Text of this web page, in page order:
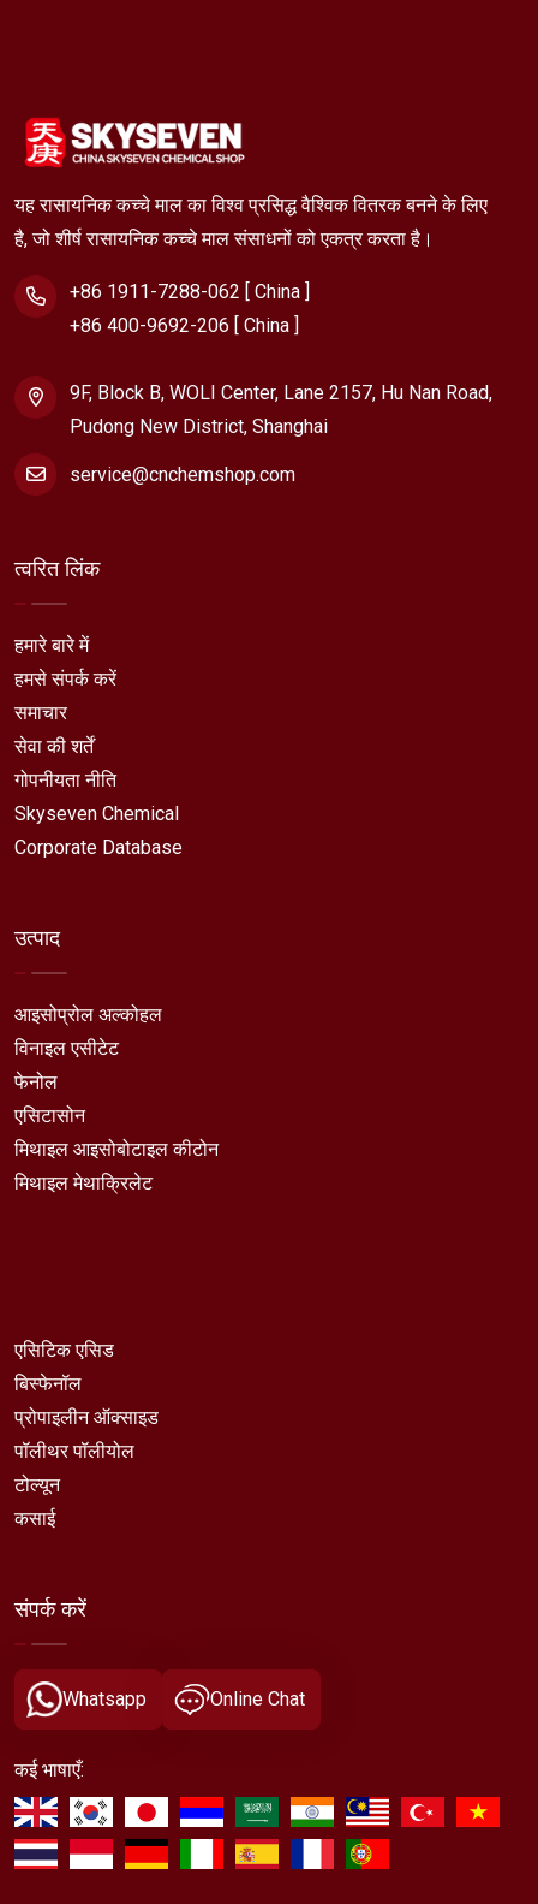
यह रासायनिक कच्चे माल का विश्व प्रसिद्ध वैश्विक वितरक बनने के लिए
है, जो शीर्ष रासायनिक कच्चे माल संसाधनों को एकत्र करता है।
+86 1911-7288-062 [ China ]
+86 400-9692-206 [ China ]
9F, Block B, WOLI Center, Lane 2157, Hu Nan Road,
Pudong New District, Shanghai
service@cnchemshop.com
त्वरित लिंक
हमारे बारे में
हमसे संपर्क करें
समाचार
सेवा की शर्तें
गोपनीयता नीति
Skyseven Chemical
Corporate Database
उत्पाद
आइसोप्रोल अल्कोहल
विनाइल एसीटेट
फेनोल
एसिटासोन
मिथाइल आइसोबोटाइल कीटोन
मिथाइल मेथाक्रिलेट
एसिटिक एसिड
बिस्फेनॉल
प्रोपाइलीन ऑक्साइड
पॉलीथर पॉलीयोल
टोल्यून
कसाई
संपर्क करें
Whatsapp Online Chat
कई भाषाएँ: